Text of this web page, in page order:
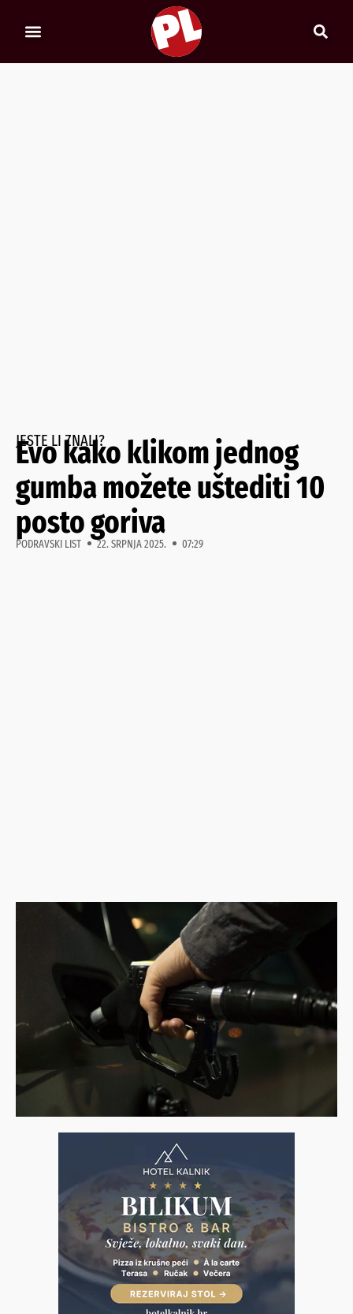
JESTE LI ZNALI?
Evo kako klikom jednog
gumba možete uštediti 10
posto goriva
PODRAVSKI LIST 22. SRPNJA 2025. 07:29